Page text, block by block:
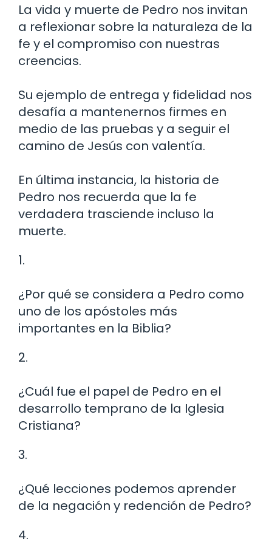
La vida y muerte de Pedro nos invitan
a reflexionar sobre la naturaleza de la
fe y el compromiso con nuestras
creencias.
Su ejemplo de entrega y fidelidad nos
desafía a mantenernos firmes en
medio de las pruebas y a seguir el
camino de Jesús con valentía.
En última instancia, la historia de
Pedro nos recuerda que la fe
verdadera trasciende incluso la
muerte.
1.
¿Por qué se considera a Pedro como
uno de los apóstoles más
importantes en la Biblia?
2.
¿Cuál fue el papel de Pedro en el
desarrollo temprano de la Iglesia
Cristiana?
3.
¿Qué lecciones podemos aprender
de la negación y redención de Pedro?
4.